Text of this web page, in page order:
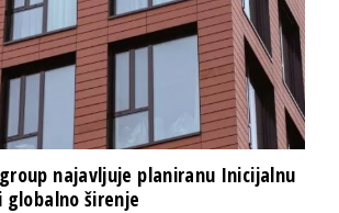
najavljuje planiranu Inicijalnu
globalno širenje